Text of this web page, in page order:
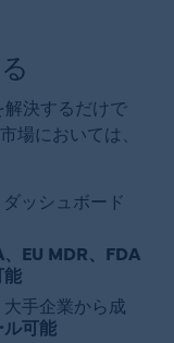
決するだけで
場においては、
ッシュボード
EU MDR、FDA
能
手企業から成
ル可能